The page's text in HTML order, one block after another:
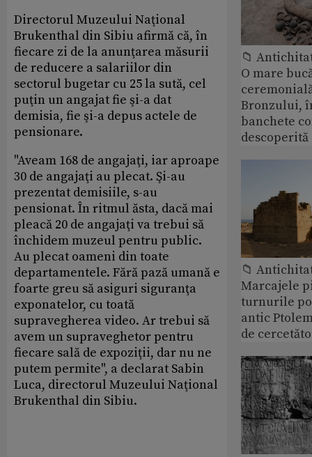
Directorul Muzeului Naţional
Brukenthal din Sibiu afirmă că, în
fiecare zi de la anunţarea măsurii
de reducere a salariilor din
sectorul bugetar cu 25 la sută, cel
puţin un angajat fie şi-a dat
demisia, fie şi-a depus actele de
pensionare.
"Aveam 168 de angajaţi, iar aproape
30 de angajaţi au plecat. Şi-au
prezentat demisiile, s-au
pensionat. În ritmul ăsta, dacă mai
pleacă 20 de angajaţi va trebui să
închidem muzeul pentru public.
Au plecat oameni din toate
departamentele. Fără pază umană e
foarte greu să asiguri siguranţa
exponatelor, cu toată
supravegherea video. Ar trebui să
avem un supraveghetor pentru
fiecare sală de expoziţii, dar nu ne
putem permite", a declarat Sabin
Luca, directorul Muzeului Naţional
Brukenthal din Sibiu.
📁
O mare
Bronzului,
banchete
📁
Marcajele
turnurile
antic
de